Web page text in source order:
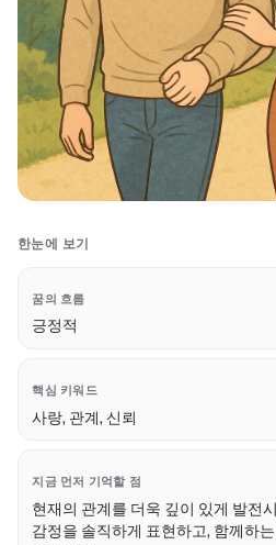
한눈에 보기
꿈의 흐름
긍정적
핵심 키워드
사랑, 관계, 신뢰
지금 먼저 기억할 점
현재의 관계를 더욱 깊이 있게 발전
감정을 솔직하게 표현하고, 함께하